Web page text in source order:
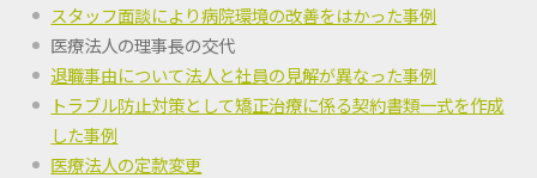
スタッフ面談により病院環境の改善をはかった事例
医療法人の理事長の交代
退職事由について法人と社員の見解が異なった事例
トラブル防止対策として矯正治療に係る契約書類一式を作成
した事例
医療法人の定款変更